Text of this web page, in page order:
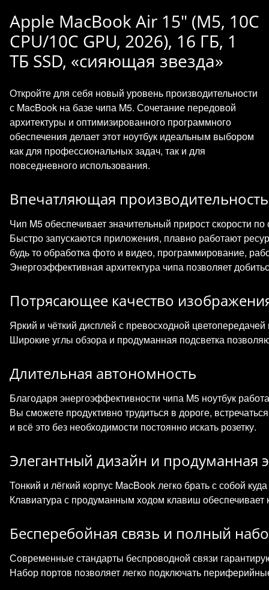
Apple MacBook Air 15" (M5, 10C
CPU/10C GPU, 2026), 16 ГБ, 1
ТБ SSD, «сияющая звезда»
Откройте для себя новый уровень производительности
с MacBook на базе чипа M5. Сочетание передовой
архитектуры и оптимизированного программного
обеспечения делает этот ноутбук идеальным выбором
как для профессиональных задач, так и для
повседневного использования.
Впечатляющая производительность
Чип M5 обеспечивает значительный прирост скорости
Быстро запускаются приложения, плавно работают
будь то обработка фото и видео, программирование,
Энергоэффективная архитектура чипа позволяет
Потрясающее качество
Яркий и чёткий дисплей с превосходной
Широкие углы обзора и продуманная подсветка
Длительная автономность
Благодаря энергоэффективности чипа M5 ноутбук
Вы сможете продуктивно трудиться в дороге,
и всё это без необходимости постоянно искать розетку.
Элегантный дизайн и продуманная
Тонкий и лёгкий корпус MacBook легко брать с собой
Клавиатура с продуманным ходом клавиш
Бесперебойная связь и полный
Современные стандарты беспроводной связи
Набор портов позволяет легко подключать